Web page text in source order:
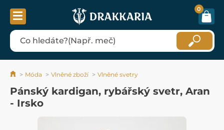
0
Móda Vlněné zboží Vlněné svetry
Pánský kardigan, rybářský svetr, Aran
- Irsko